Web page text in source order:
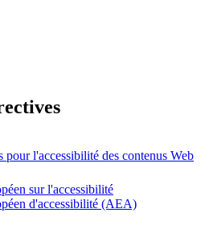
pour l'accessibilité des contenus Web
sur l'accessibilité
d'accessibilité (AEA)